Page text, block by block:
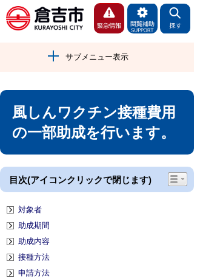
サブメニュー表示
風しんワクチン接種費用
の一部助成を行います。
目次(アイコンクリックで閉じます)
対象者
助成期間
助成内容
接種方法
申請方法